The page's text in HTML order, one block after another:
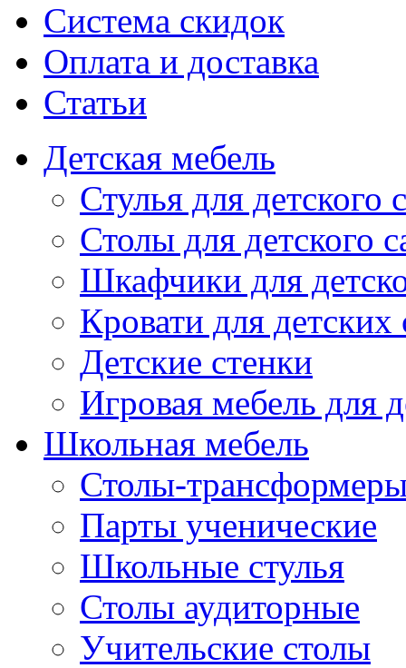
Система скидок
Оплата и доставка
Статьи
Детская мебель
Стулья для детского
Столы для детского
Шкафчики для
Кровати для детских
Детские стенки
Игровая мебель для
Школьная мебель
Столы-
Парты ученические
Школьные стулья
Столы аудиторные
Учительские столы